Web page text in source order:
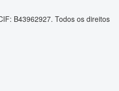
B43962927. Todos os direitos